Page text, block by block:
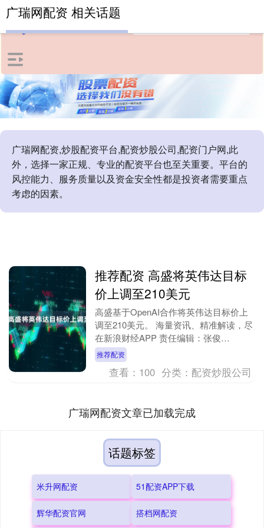
广瑞网配资,炒股配资平台,配资炒股公司,配资门户网,此
外，选择一家正规、专业的配资平台也至关重要。平台的
风控能力、服务质量以及资金安全性都是投资者需要重点
考虑的因素。
广瑞网配资 相关话题
推荐配资 高盛将英伟达目标
价上调至210美元
高盛基于OpenAI合作将英伟达目标价上
调至210美元。 海量资讯、精准解读，尽
在新浪财经APP 责任编辑：张俊
SF065....
推荐配资
查看： 100 分类： 配资炒股公司
广瑞网配资文章已加载完成
话题标签
米升网配资 51配资APP下载
辉华配资官网 搭档网配资